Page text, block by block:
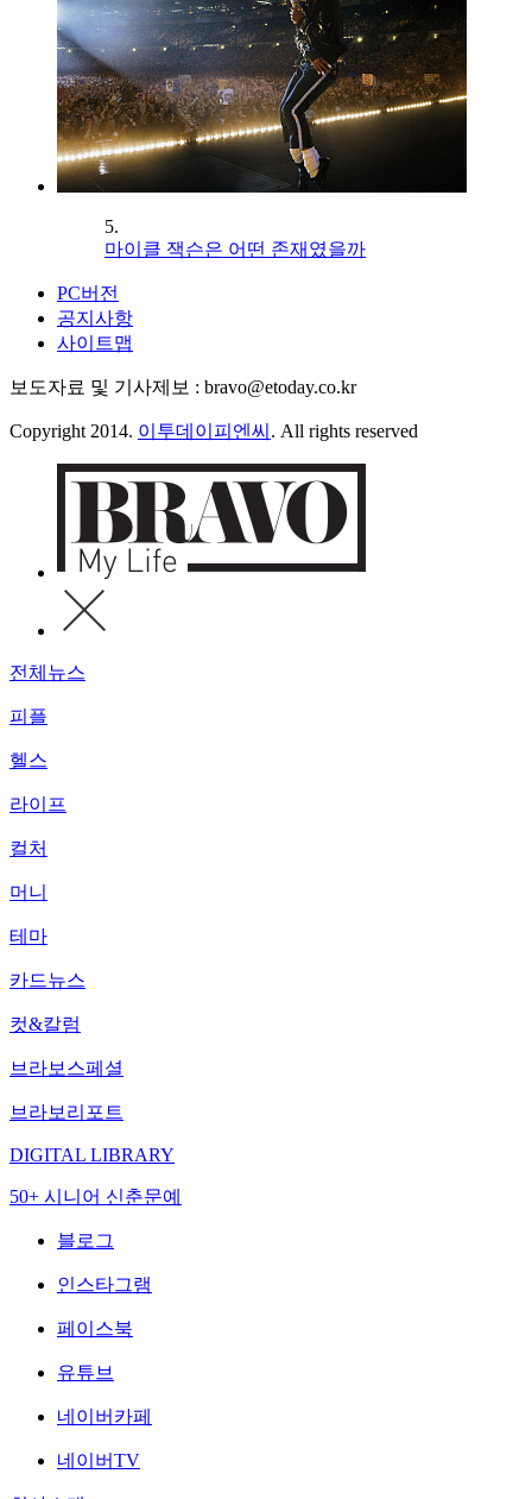
5.
마이클 잭슨은 어떤 존재였을까
PC버전
공지사항
사이트맵
보도자료 및 기사제보 : bravo@etoday.co.kr
Copyright 2014. 이투데이피엔씨 . All rights reserved
전체뉴스
피플
헬스
라이프
컬처
머니
테마
카드뉴스
컷&칼럼
브라보스페셜
브라보리포트
DIGITAL LIBRARY
50+ 시니어 신춘문예
블로그
인스타그램
페이스북
유튜브
네이버카페
네이버TV